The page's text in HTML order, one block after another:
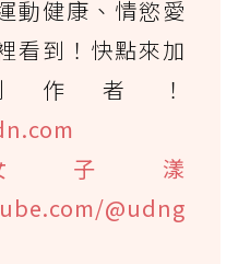
動健康、情慾愛
看到！快點來加
作者！
子漾
@udng